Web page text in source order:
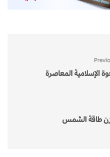
الإسلامية المعاصرة
طاقة الشمس